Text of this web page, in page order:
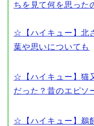
ちを見て何を思った
☆
【ハイキュー】
葉や思いについても
☆
【ハイキュー】
だった？昔のエピソ
☆
【ハイキュー】